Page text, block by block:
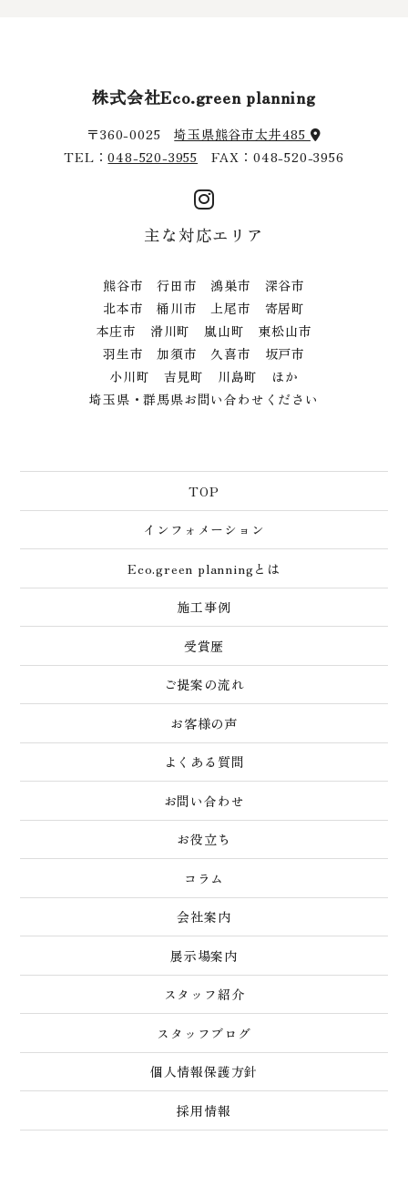
株式会社Eco.green planning
〒360-0025埼玉県熊谷市太井485
TEL：048-520-3955 FAX：048-520-3956
主な対応エリア
熊谷市 行田市 鴻巣市 深谷市
北本市 桶川市 上尾市 寄居町
本庄市 滑川町 嵐山町 東松山市
羽生市 加須市 久喜市 坂戸市
小川町 吉見町 川島町 ほか
埼玉県・群馬県お問い合わせください
TOP
インフォメーション
Eco.green planningとは
施工事例
受賞歴
ご提案の流れ
お客様の声
よくある質問
お問い合わせ
お役立ち
コラム
会社案内
展示場案内
スタッフ紹介
スタッフブログ
個人情報保護方針
採用情報